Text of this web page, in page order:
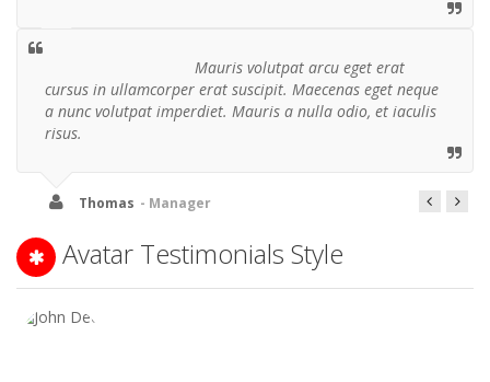
Mauris volutpat arcu eget erat
cursus in ullamcorper erat suscipit. Maecenas eget neque
a nunc volutpat imperdiet. Mauris a nulla odio, et iaculis
risus.
Thomas - Manager
Avatar Testimonials Style